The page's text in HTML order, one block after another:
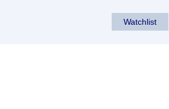
Watchlist